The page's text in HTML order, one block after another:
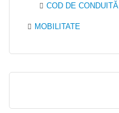
COD DE CONDUITĂ
MOBILITATE